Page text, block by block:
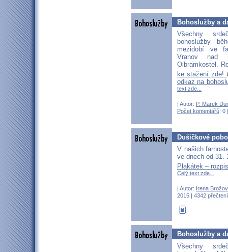
Bohoslužby a
Všechny
bohoslužby
mezidobí ve
Vranov nad
Olbramkostel.
ke stažení zde!
odkaz na
text zde...
| Autor: P. Marek
Počet komentářů: 0
Dušičkové
V našich
ve dnech od 31.
Plakátek –
Celý text zde...
| Autor: Irena
2015 | 4342
Bohoslužby a
Všechny